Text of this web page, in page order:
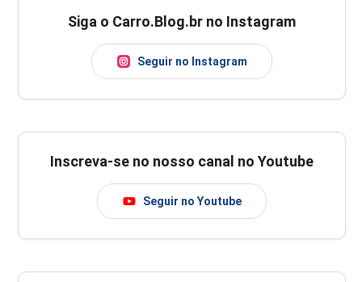
Siga o Carro.Blog.br no Instagram
Seguir no Instagram
Inscreva-se no nosso canal no Youtube
Seguir no Youtube